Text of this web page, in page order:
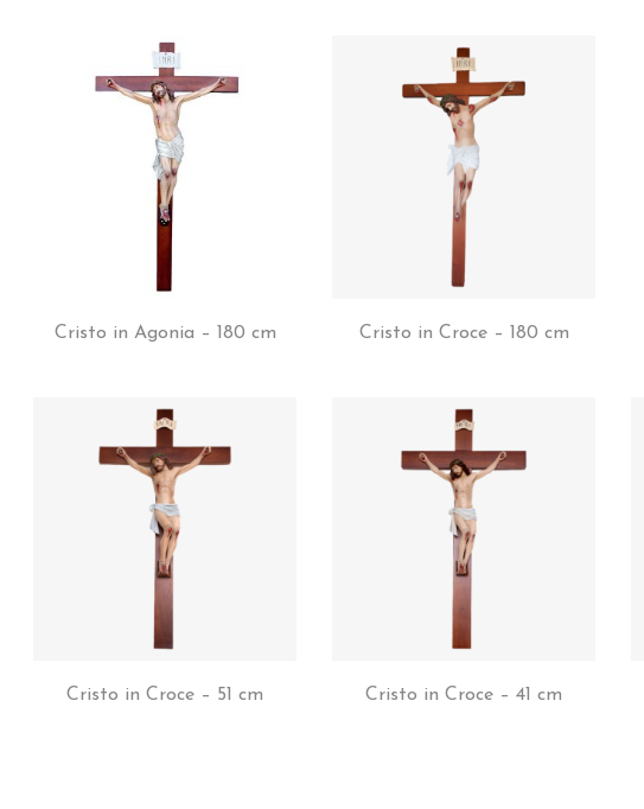
Cristo in Agonia – 180 cm Cristo in Croce – 180 cm
Cristo in Croce – 51 cm Cristo in Croce – 41 cm